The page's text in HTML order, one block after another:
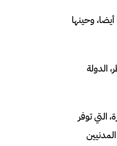
وحينها
الدولة
التي توفر